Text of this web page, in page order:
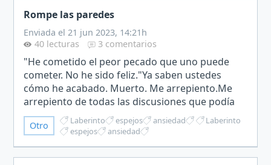
Rompe las paredes
Enviada el 21 jun 2023, 14:21h
40 lecturas
3 comentarios
"He cometido el peor pecado que uno puede
cometer. No he sido feliz."Ya saben ustedes
cómo he acabado. Muerto. Me arrepiento.Me
arrepiento de todas las discusiones que podía
haberme ahorrado, me arrepiento de todos los
abrazos que no pude dar…
Otro Laberinto espejos ansiedad
Laberinto
espejos
ansiedad